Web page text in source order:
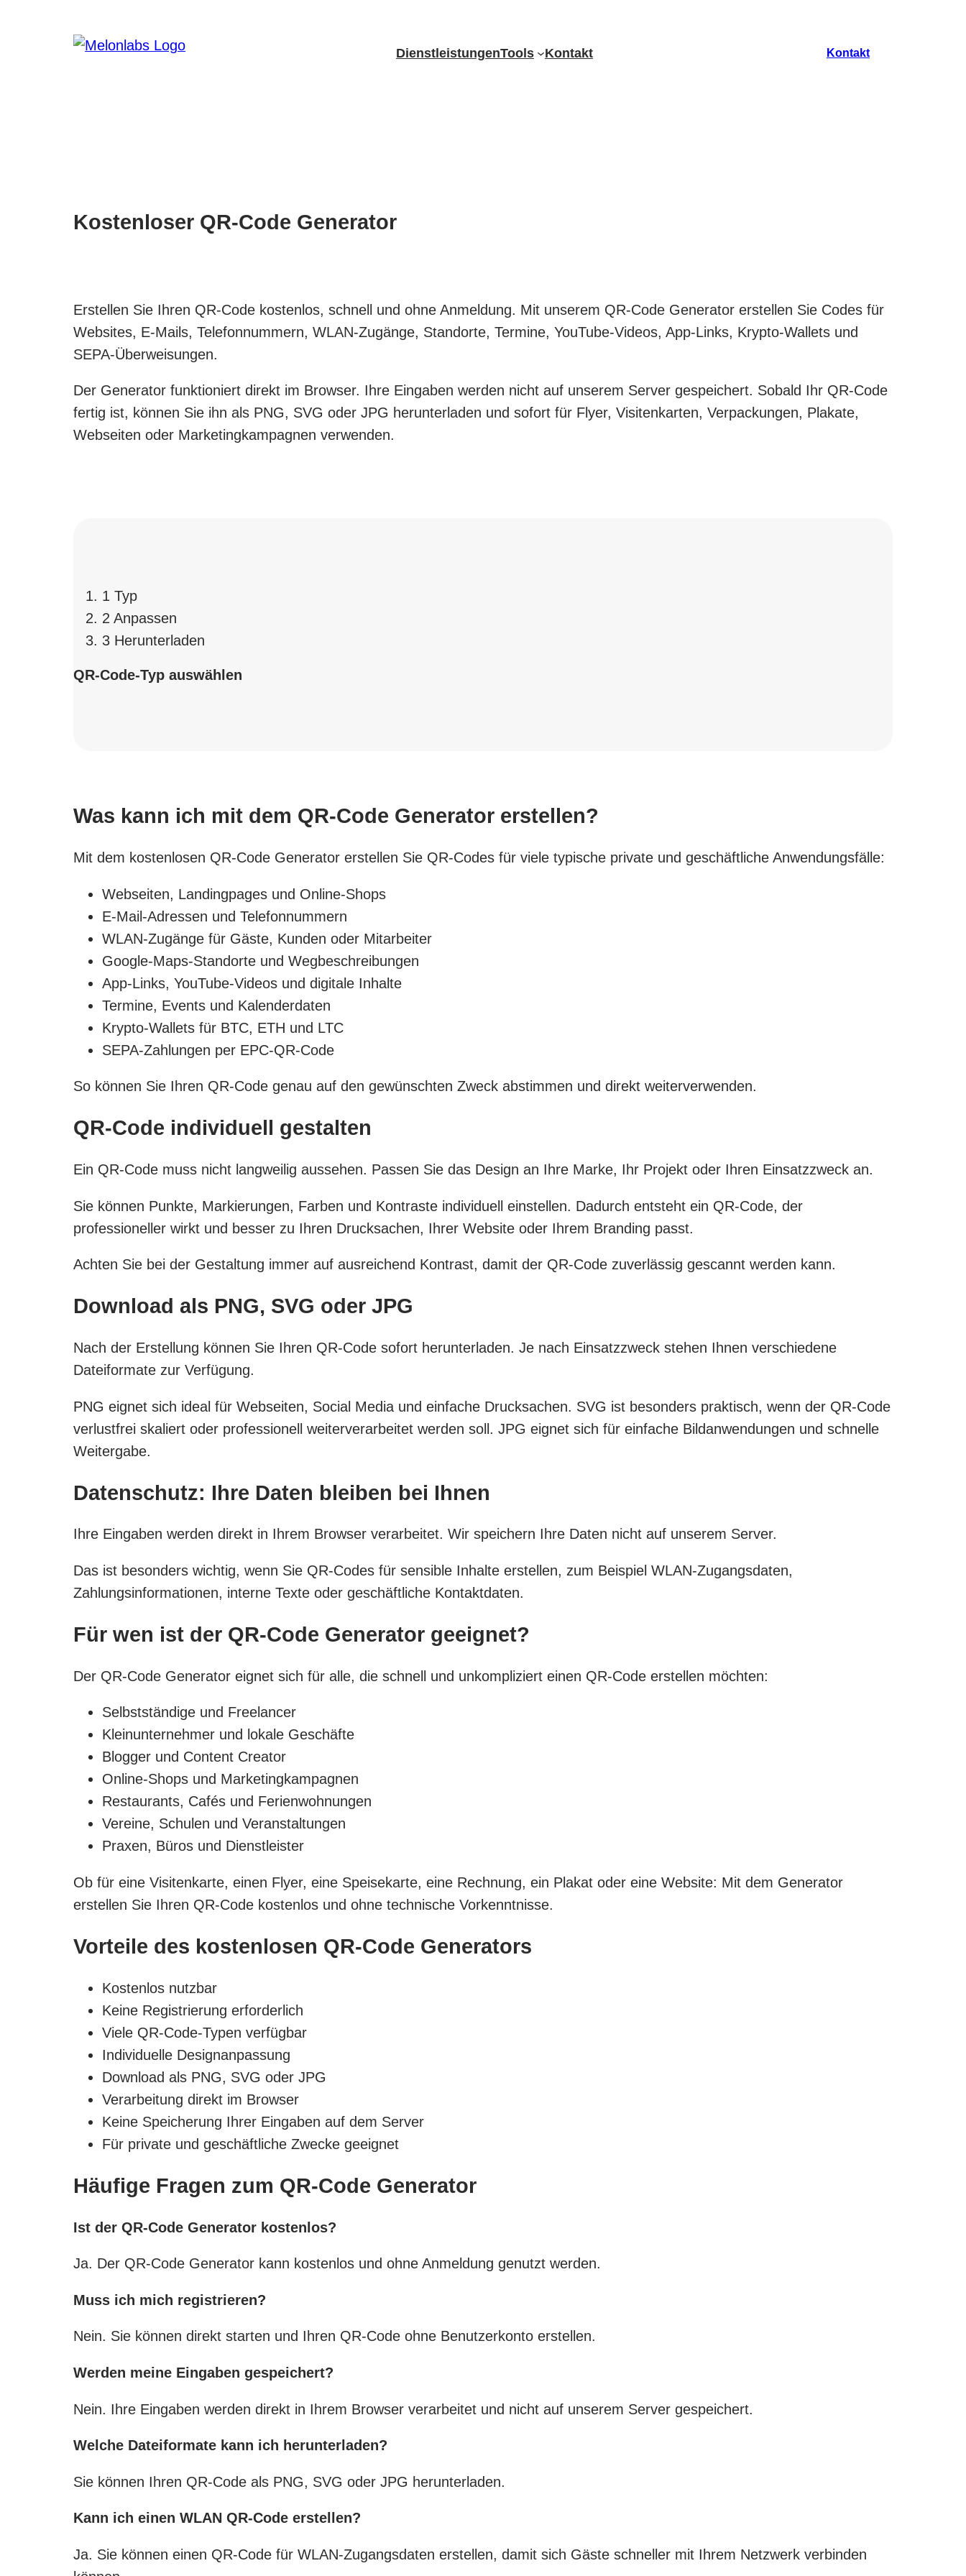
DienstleistungenTools Kontakt Kontakt
Kostenloser QR-Code Generator
Erstellen Sie Ihren QR-Code kostenlos, schnell und ohne Anmeldung. Mit unserem QR-Code Generator erstellen Sie Codes für
Websites, E-Mails, Telefonnummern, WLAN-Zugänge, Standorte, Termine, YouTube-Videos, App-Links, Krypto-Wallets und
SEPA-Überweisungen.
Der Generator funktioniert direkt im Browser. Ihre Eingaben werden nicht auf unserem Server gespeichert. Sobald Ihr QR-Code
fertig ist, können Sie ihn als PNG, SVG oder JPG herunterladen und sofort für Flyer, Visitenkarten, Verpackungen, Plakate,
Webseiten oder Marketingkampagnen verwenden.
1 Typ
2 Anpassen
3 Herunterladen
QR-Code-Typ auswählen
Was kann ich mit dem QR-Code Generator erstellen?
Mit dem kostenlosen QR-Code Generator erstellen Sie QR-Codes für viele typische private und geschäftliche Anwendungsfälle:
Webseiten, Landingpages und Online-Shops
E-Mail-Adressen und Telefonnummern
WLAN-Zugänge für Gäste, Kunden oder Mitarbeiter
Google-Maps-Standorte und Wegbeschreibungen
App-Links, YouTube-Videos und digitale Inhalte
Termine, Events und Kalenderdaten
Krypto-Wallets für BTC, ETH und LTC
SEPA-Zahlungen per EPC-QR-Code
So können Sie Ihren QR-Code genau auf den gewünschten Zweck abstimmen und direkt weiterverwenden.
QR-Code individuell gestalten
Ein QR-Code muss nicht langweilig aussehen. Passen Sie das Design an Ihre Marke, Ihr Projekt oder Ihren Einsatzzweck an.
Sie können Punkte, Markierungen, Farben und Kontraste individuell einstellen. Dadurch entsteht ein QR-Code, der
professioneller wirkt und besser zu Ihren Drucksachen, Ihrer Website oder Ihrem Branding passt.
Achten Sie bei der Gestaltung immer auf ausreichend Kontrast, damit der QR-Code zuverlässig gescannt werden kann.
Download als PNG, SVG oder JPG
Nach der Erstellung können Sie Ihren QR-Code sofort herunterladen. Je nach Einsatzzweck stehen Ihnen verschiedene
Dateiformate zur Verfügung.
PNG eignet sich ideal für Webseiten, Social Media und einfache Drucksachen. SVG ist besonders praktisch, wenn der QR-Code
verlustfrei skaliert oder professionell weiterverarbeitet werden soll. JPG eignet sich für einfache Bildanwendungen und schnelle
Weitergabe.
Datenschutz: Ihre Daten bleiben bei Ihnen
Ihre Eingaben werden direkt in Ihrem Browser verarbeitet. Wir speichern Ihre Daten nicht auf unserem Server.
Das ist besonders wichtig, wenn Sie QR-Codes für sensible Inhalte erstellen, zum Beispiel WLAN-Zugangsdaten,
Zahlungsinformationen, interne Texte oder geschäftliche Kontaktdaten.
Für wen ist der QR-Code Generator geeignet?
Der QR-Code Generator eignet sich für alle, die schnell und unkompliziert einen QR-Code erstellen möchten:
Selbstständige und Freelancer
Kleinunternehmer und lokale Geschäfte
Blogger und Content Creator
Online-Shops und Marketingkampagnen
Restaurants, Cafés und Ferienwohnungen
Vereine, Schulen und Veranstaltungen
Praxen, Büros und Dienstleister
Ob für eine Visitenkarte, einen Flyer, eine Speisekarte, eine Rechnung, ein Plakat oder eine Website: Mit dem Generator
erstellen Sie Ihren QR-Code kostenlos und ohne technische Vorkenntnisse.
Vorteile des kostenlosen QR-Code Generators
Kostenlos nutzbar
Keine Registrierung erforderlich
Viele QR-Code-Typen verfügbar
Individuelle Designanpassung
Download als PNG, SVG oder JPG
Verarbeitung direkt im Browser
Keine Speicherung Ihrer Eingaben auf dem Server
Für private und geschäftliche Zwecke geeignet
Häufige Fragen zum QR-Code Generator
Ist der QR-Code Generator kostenlos?
Ja. Der QR-Code Generator kann kostenlos und ohne Anmeldung genutzt werden.
Muss ich mich registrieren?
Nein. Sie können direkt starten und Ihren QR-Code ohne Benutzerkonto erstellen.
Werden meine Eingaben gespeichert?
Nein. Ihre Eingaben werden direkt in Ihrem Browser verarbeitet und nicht auf unserem Server gespeichert.
Welche Dateiformate kann ich herunterladen?
Sie können Ihren QR-Code als PNG, SVG oder JPG herunterladen.
Kann ich einen WLAN QR-Code erstellen?
Ja. Sie können einen QR-Code für WLAN-Zugangsdaten erstellen, damit sich Gäste schneller mit Ihrem Netzwerk verbinden